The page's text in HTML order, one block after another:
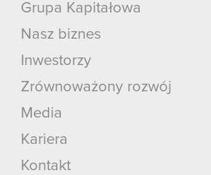
Grupa Kapitałowa
Nasz biznes
Inwestorzy
Zrównoważony rozwój
Media
Kariera
Kontakt